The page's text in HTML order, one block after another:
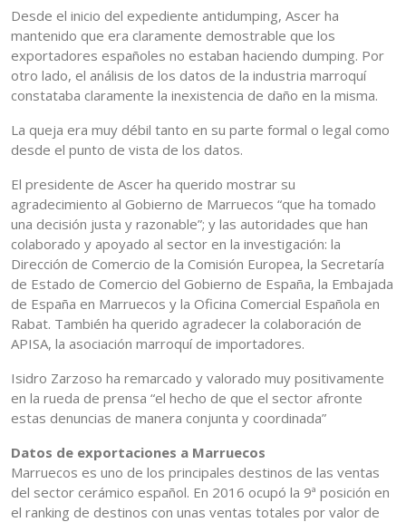
Desde el inicio del expediente antidumping, Ascer ha
mantenido que era claramente demostrable que los
exportadores españoles no estaban haciendo dumping. Por
otro lado, el análisis de los datos de la industria marroquí
constataba claramente la inexistencia de daño en la misma.
La queja era muy débil tanto en su parte formal o legal como
desde el punto de vista de los datos.
El presidente de Ascer ha querido mostrar su
agradecimiento al Gobierno de Marruecos “que ha tomado
una decisión justa y razonable”; y las autoridades que han
colaborado y apoyado al sector en la investigación: la
Dirección de Comercio de la Comisión Europea, la Secretaría
de Estado de Comercio del Gobierno de España, la Embajada
de España en Marruecos y la Oficina Comercial Española en
Rabat. También ha querido agradecer la colaboración de
APISA, la asociación marroquí de importadores.
Isidro Zarzoso ha remarcado y valorado muy positivamente
en la rueda de prensa “el hecho de que el sector afronte
estas denuncias de manera conjunta y coordinada”
Datos de exportaciones a Marruecos
Marruecos es uno de los principales destinos de las ventas
del sector cerámico español. En 2016 ocupó la 9ª posición en
el ranking de destinos con unas ventas totales por valor de